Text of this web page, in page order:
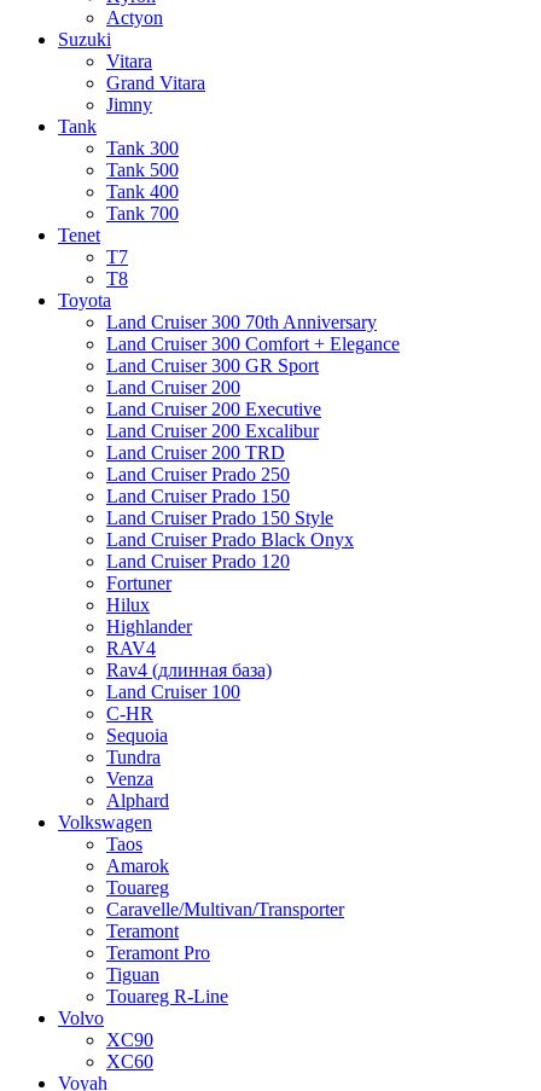
Actyon
Suzuki
Vitara
Grand Vitara
Jimny
Tank
Tank 300
Tank 500
Tank 400
Tank 700
Tenet
T7
T8
Toyota
Land Cruiser 300 70th Anniversary
Land Cruiser 300 Comfort + Elegance
Land Cruiser 300 GR Sport
Land Cruiser 200
Land Cruiser 200 Executive
Land Cruiser 200 Excalibur
Land Cruiser 200 TRD
Land Cruiser Prado 250
Land Cruiser Prado 150
Land Cruiser Prado 150 Style
Land Cruiser Prado Black Onyx
Land Cruiser Prado 120
Fortuner
Hilux
Highlander
RAV4
Rav4 (длинная база)
Land Cruiser 100
C-HR
Sequoia
Tundra
Venza
Alphard
Volkswagen
Taos
Amarok
Touareg
Caravelle/Multivan/Transporter
Teramont
Teramont Pro
Tiguan
Touareg R-Line
Volvo
XC90
XC60
Voyah